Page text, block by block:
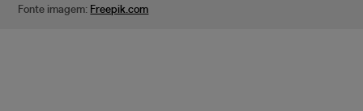
Fonte imagem: Freepik.com